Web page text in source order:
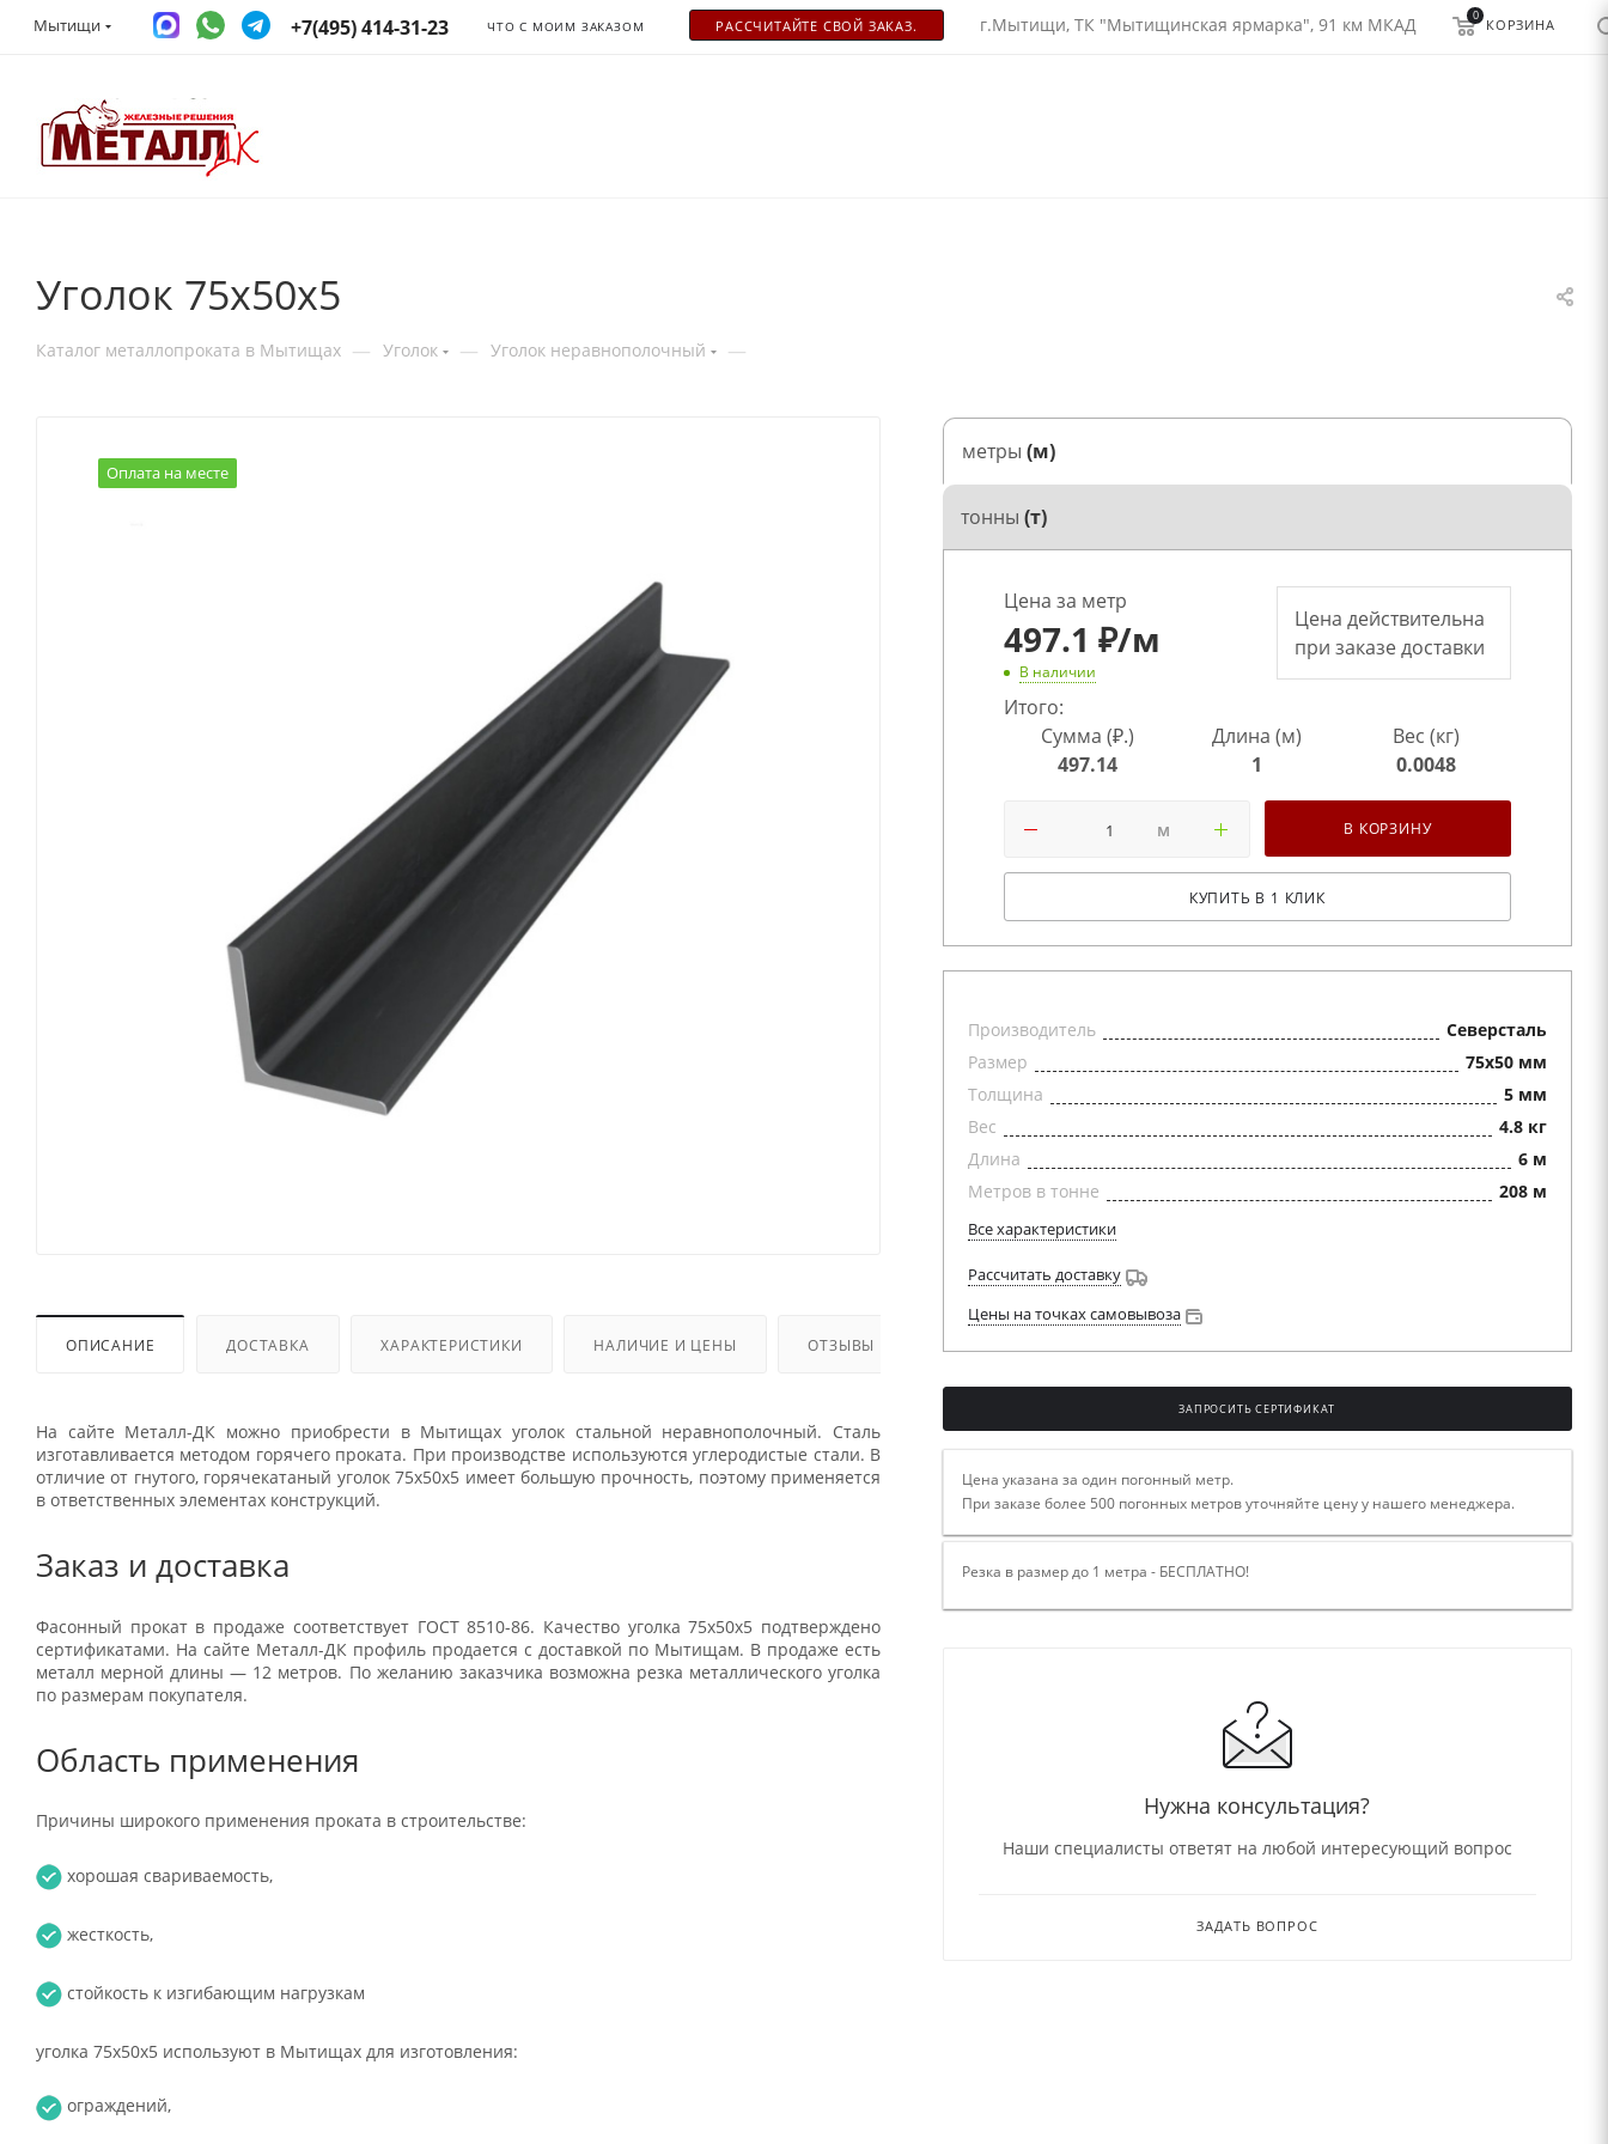
Мытищи +7(495) 414-31-23 ЧТО С МОИМ ЗАКАЗОМ РАСCЧИТАЙТЕ СВОЙ ЗАКАЗ. г.Мытищи, ТК "Мытищинская ярмарка", 91 км МКАД 0
КОРЗИНА
Уголок 75х50х5
Каталог металлопроката в Мытищах — Уголок — Уголок неравнополочный —
Оплата на месте
ОПИСАНИЕ ДОСТАВКА ХАРАКТЕРИСТИКИ НАЛИЧИЕ И ЦЕНЫ ОТЗЫВЫ
На сайте Металл-ДК можно приобрести в Мытищах уголок стальной неравнополочный. Сталь
изготавливается методом горячего проката. При производстве используются углеродистые стали. В
отличие от гнутого, горячекатаный уголок 75х50х5 имеет большую прочность, поэтому применяется
в ответственных элементах конструкций.
Заказ и доставка
Фасонный прокат в продаже соответствует ГОСТ 8510-86. Качество уголка 75х50х5 подтверждено
сертификатами. На сайте Металл-ДК профиль продается с доставкой по Мытищам. В продаже есть
металл мерной длины — 12 метров. По желанию заказчика возможна резка металлического уголка
по размерам покупателя.
Область применения
Причины широкого применения проката в строительстве:
хорошая свариваемость,
жесткость,
стойкость к изгибающим нагрузкам
уголка 75х50х5 используют в Мытищах для изготовления:
ограждений,
метры (м)
тонны (т)
Цена за метр
497.1 ₽/м
В наличии
Цена действительна
при заказе доставки
Итого:
Сумма (₽.)
497.14
Длина (м)
1
Вес (кг)
0.0048
м В КОРЗИНУ
КУПИТЬ В 1 КЛИК
Производитель
Северсталь
Размер
75x50 мм
Толщина
5 мм
Вес
4.8 кг
Длина
6 м
Метров в тонне
208 м
Все характеристики
Рассчитать доставку
Цены на точках самовывоза
ЗАПРОСИТЬ СЕРТИФИКАТ
Цена указана за один погонный метр.
При заказе более 500 погонных метров уточняйте цену у нашего менеджера.
Резка в размер до 1 метра - БЕСПЛАТНО!
Нужна консультация?
Наши специалисты ответят на любой интересующий вопрос
ЗАДАТЬ ВОПРОС